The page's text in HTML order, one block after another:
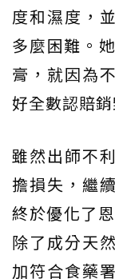
度和濕度，
多麼困難。
膏，就因為
好全數認賠銷
雖然出師不
擔損失，繼
終於優化了
除了成分天
加符合食藥